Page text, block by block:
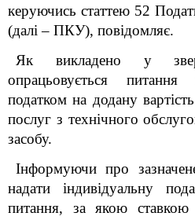
керуючись статтею 52
(далі – ПКУ), повідомляє.
Як викладено у
опрацьовується
податком на додану
послуг з технічного
засобу.
Інформуючи про
надати індивідуальну
питання, за якою ставкою